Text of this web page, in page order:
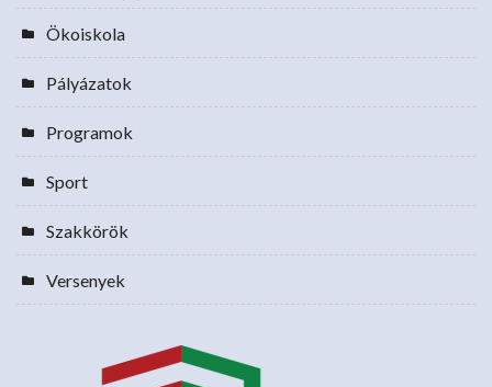
Ökoiskola
Pályázatok
Programok
Sport
Szakkörök
Versenyek